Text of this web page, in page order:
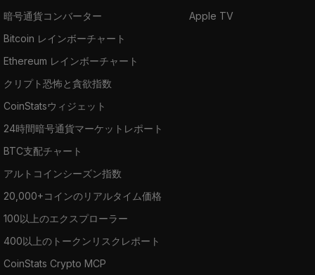
暗号通貨コンバーター
Bitcoin レインボーチャート
Ethereum レインボーチャート
クリプト恐怖と貪欲指数
CoinStatsウィジェット
24時間暗号通貨マーケットレポート
BTC支配チャート
アルトコインシーズン指数
20,000+コインのリアルタイム価格
100以上のエクスプローラー
400以上のトークンリスクレポート
CoinStats Crypto MCP
Apple TV